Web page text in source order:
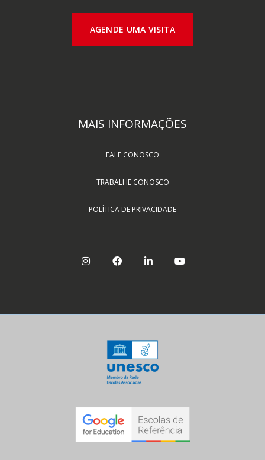
AGENDE UMA VISITA
MAIS INFORMAÇÕES
FALE CONOSCO
TRABALHE CONOSCO
POLÍTICA DE PRIVACIDADE